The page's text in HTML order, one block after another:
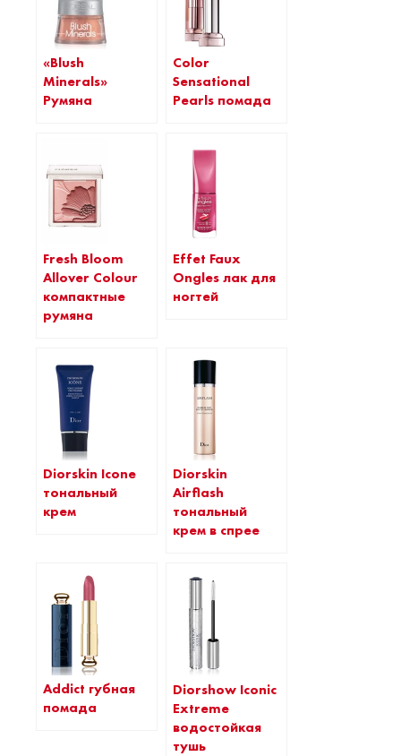
«Blush
Minerals»
Румяна
Color
Sensational
Pearls помада
Fresh Bloom
Allover Colour
компактные
румяна
Effet Faux
Ongles лак для
ногтей
Diorskin Icone
тональный
крем
Diorskin
Airflash
тональный
крем в спрее
Addict губная
помада
Diorshow Iconic
Extreme
водостойкая
тушь